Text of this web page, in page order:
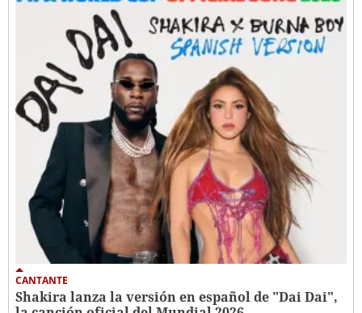
CANTANTE
Shakira lanza la versión en español de "Dai Dai",